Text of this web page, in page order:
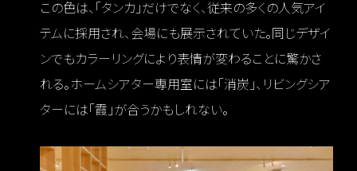
この色は、「タンカ」だけでなく、従来の多くの人気アイ
テムに採用され、会場にも展示されていた。同じデザイ
ンでもカラーリングにより表情が変わることに驚かさ
れる。ホームシアター専用室には「消炭」、リビングシア
ターには「霞」が合うかもしれない。